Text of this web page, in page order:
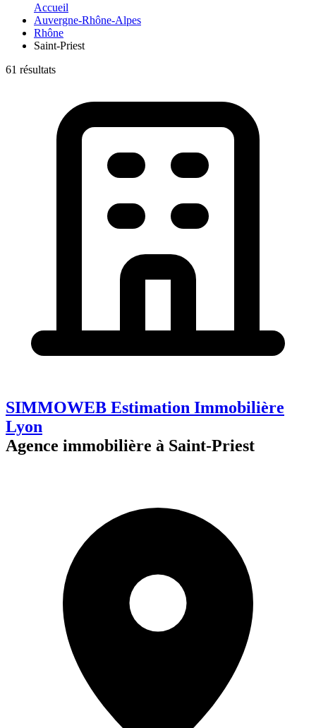
Accueil
Auvergne-Rhône-Alpes
Rhône
Saint-Priest
61 résultats
SIMMOWEB Estimation Immobilière
Lyon
Agence immobilière à Saint-Priest